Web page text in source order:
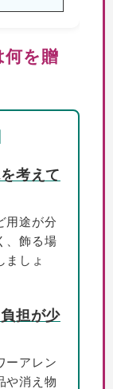
何を贈
考えて
用途が分
、飾る場
ましょ
担が少
ーアレン
や消え物